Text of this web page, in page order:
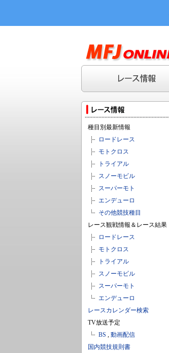
種目別最新情報
ロードレース
モトクロス
トライアル
スノーモビル
スーパーモト
エンデューロ
その他競技種目
レース観戦情報＆レース結果
ロードレース
モトクロス
トライアル
スノーモビル
スーパーモト
エンデューロ
レースカレンダー検索
TV放送予定
BS , 動画配信
国内競技規則書